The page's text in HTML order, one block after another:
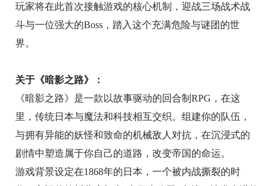
玩家将在此首次接触游戏的核心机制，迎战三场战术战
斗与一位强大的Boss，踏入这个充满危险与谜团的世
界。
关于《暗影之路》：
《暗影之路》是一款以故事驱动的回合制RPG，在这
里，传统日本与魔法和科技相互交织。组建你的队伍，
与拥有异能的妖怪和致命的机械敌人对抗，在沉浸式的
剧情中塑造属于你自己的道路，改变帝国的命运。
游戏背景设定在1868年的日本，一个被内战撕裂的时